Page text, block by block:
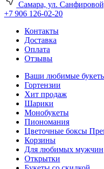
Самара, ул.
+7 906 126-02-20
Контакты
Доставка
Оплата
Отзывы
Ваши любимые
Гортензии
Хит продаж
Шарики
Монобукеты
Пиономания
Цветочные боксы
Корзины
Для любимых мужчин
Открытки